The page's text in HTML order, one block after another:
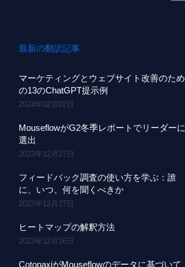
最新の翻訳記事
マーケティングとウェブサイト改善のため
の13のChatGPT提示例
2024年02月02日
MouseflowがG2冬季レポートでリーダーに
選出
2023年12月27日
フィードバック調査の使い方を学ぶ：誰
に、いつ、何を聞くべきか
2023年12月27日
ヒートマップの解釈方法
2023年12月26日
CotopaxiがMouseflowのデータに基づいて